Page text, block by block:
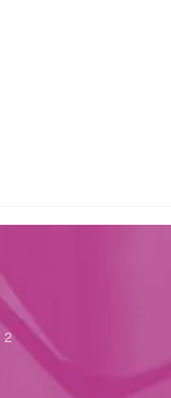
Kraft
2